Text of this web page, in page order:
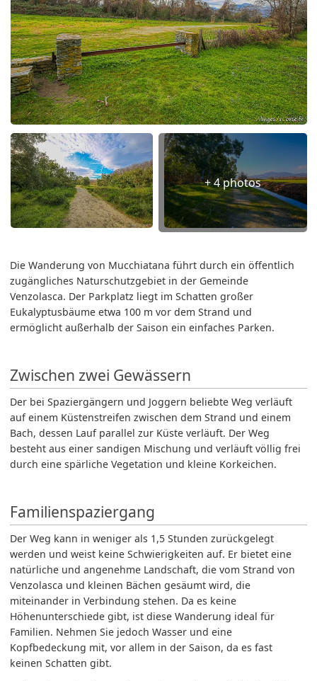
+ 4 photos
Die Wanderung von Mucchiatana führt durch ein öffentlich
zugängliches Naturschutzgebiet in der Gemeinde
Venzolasca. Der Parkplatz liegt im Schatten großer
Eukalyptusbäume etwa 100 m vor dem Strand und
ermöglicht außerhalb der Saison ein einfaches Parken.
Zwischen zwei Gewässern
Der bei Spaziergängern und Joggern beliebte Weg verläuft
auf einem Küstenstreifen zwischen dem Strand und einem
Bach, dessen Lauf parallel zur Küste verläuft. Der Weg
besteht aus einer sandigen Mischung und verläuft völlig frei
durch eine spärliche Vegetation und kleine Korkeichen.
Familienspaziergang
Der Weg kann in weniger als 1,5 Stunden zurückgelegt
werden und weist keine Schwierigkeiten auf. Er bietet eine
natürliche und angenehme Landschaft, die vom Strand von
Venzolasca und kleinen Bächen gesäumt wird, die
miteinander in Verbindung stehen. Da es keine
Höhenunterschiede gibt, ist diese Wanderung ideal für
Familien. Nehmen Sie jedoch Wasser und eine
Kopfbedeckung mit, vor allem in der Saison, da es fast
keinen Schatten gibt.